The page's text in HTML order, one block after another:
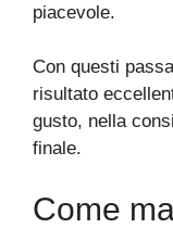
piacevole.
Con questi
risultato
gusto, nella
finale.
Come